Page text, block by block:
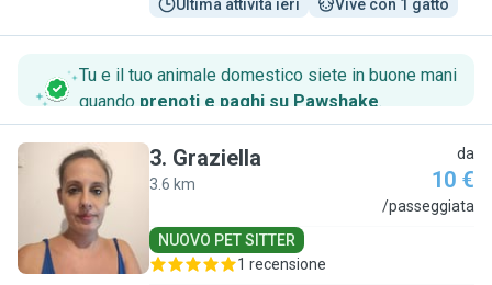
Ultima attività ieri Vive con 1 gatto
Tu e il tuo animale domestico siete in buone mani
quando prenoti e paghi su Pawshake.
G
3. Graziella
3.6 km
da
10 €
/passeggiata
NUOVO PET SITTER
1 recensione